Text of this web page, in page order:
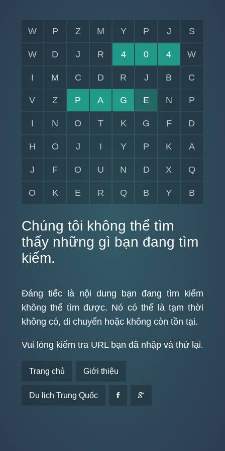
W P Z M Y P J S
W D J R 4 0 4 W
I M C D R J B C
V Z P A G E N P
I N O T K G F D
H O J I Y P K A
J F O U N D X Q
O K E R Q B Y B
Chúng tôi không thể tìm
thấy những gì bạn đang tìm
kiếm.
Đáng tiếc là nội dung bạn đang tìm kiếm
không thể tìm được. Nó có thể là tạm thời
không có, di chuyển hoặc không còn tồn tại.
Vui lòng kiểm tra URL bạn đã nhập và thử lại.
Trang chủ Giới thiệu
Du lịch Trung Quốc